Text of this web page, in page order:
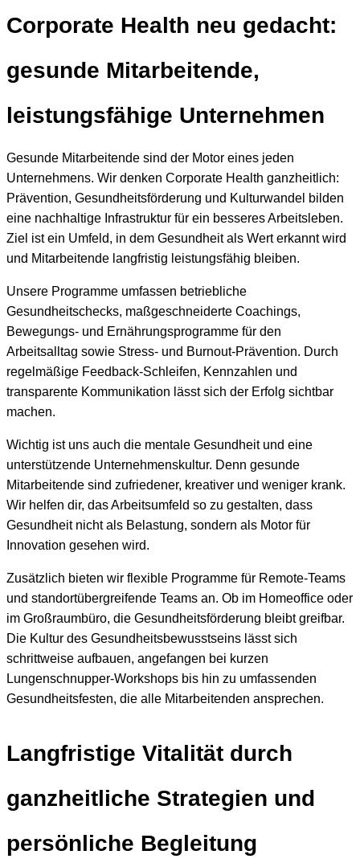
Corporate Health neu gedacht:
gesunde Mitarbeitende,
leistungsfähige Unternehmen
Gesunde Mitarbeitende sind der Motor eines jeden
Unternehmens. Wir denken Corporate Health ganzheitlich:
Prävention, Gesundheitsförderung und Kulturwandel bilden
eine nachhaltige Infrastruktur für ein besseres Arbeitsleben.
Ziel ist ein Umfeld, in dem Gesundheit als Wert erkannt wird
und Mitarbeitende langfristig leistungsfähig bleiben.
Unsere Programme umfassen betriebliche
Gesundheitschecks, maßgeschneiderte Coachings,
Bewegungs- und Ernährungsprogramme für den
Arbeitsalltag sowie Stress- und Burnout-Prävention. Durch
regelmäßige Feedback-Schleifen, Kennzahlen und
transparente Kommunikation lässt sich der Erfolg sichtbar
machen.
Wichtig ist uns auch die mentale Gesundheit und eine
unterstützende Unternehmenskultur. Denn gesunde
Mitarbeitende sind zufriedener, kreativer und weniger krank.
Wir helfen dir, das Arbeitsumfeld so zu gestalten, dass
Gesundheit nicht als Belastung, sondern als Motor für
Innovation gesehen wird.
Zusätzlich bieten wir flexible Programme für Remote-Teams
und standortübergreifende Teams an. Ob im Homeoffice oder
im Großraumbüro, die Gesundheitsförderung bleibt greifbar.
Die Kultur des Gesundheitsbewusstseins lässt sich
schrittweise aufbauen, angefangen bei kurzen
Lungenschnupper-Workshops bis hin zu umfassenden
Gesundheitsfesten, die alle Mitarbeitenden ansprechen.
Langfristige Vitalität durch
ganzheitliche Strategien und
persönliche Begleitung